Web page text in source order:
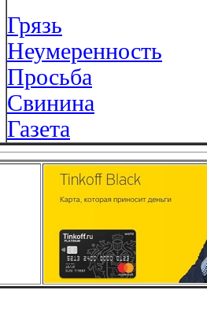
Грязь
Неумеренность
Просьба
Свинина
Газета